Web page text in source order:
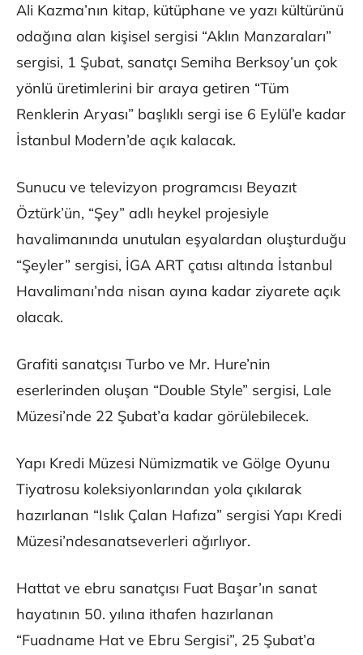
Ali Kazma’nın kitap, kütüphane ve yazı kültürünü
odağına alan kişisel sergisi “Aklın Manzaraları”
sergisi, 1 Şubat, sanatçı Semiha Berksoy’un çok
yönlü üretimlerini bir araya getiren “Tüm
Renklerin Aryası” başlıklı sergi ise 6 Eylül’e kadar
İstanbul Modern’de açık kalacak.
Sunucu ve televizyon programcısı Beyazıt
Öztürk’ün, “Şey” adlı heykel projesiyle
havalimanında unutulan eşyalardan oluşturduğu
“Şeyler” sergisi, İGA ART çatısı altında İstanbul
Havalimanı’nda nisan ayına kadar ziyarete açık
olacak.
Grafiti sanatçısı Turbo ve Mr. Hure’nin
eserlerinden oluşan “Double Style” sergisi, Lale
Müzesi’nde 22 Şubat’a kadar görülebilecek.
Yapı Kredi Müzesi Nümizmatik ve Gölge Oyunu
Tiyatrosu koleksiyonlarından yola çıkılarak
hazırlanan “Islık Çalan Hafıza” sergisi Yapı Kredi
Müzesi’ndesanatseverleri ağırlıyor.
Hattat ve ebru sanatçısı Fuat Başar’ın sanat
hayatının 50. yılına ithafen hazırlanan
“Fuadname Hat ve Ebru Sergisi”, 25 Şubat’a